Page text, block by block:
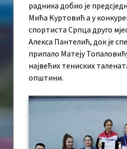
радника добио је
Мића Kуртовић а у
спортиста Српца друго
Алекса Пантелић, док је
припало Матеју
највећих тениских
општини.